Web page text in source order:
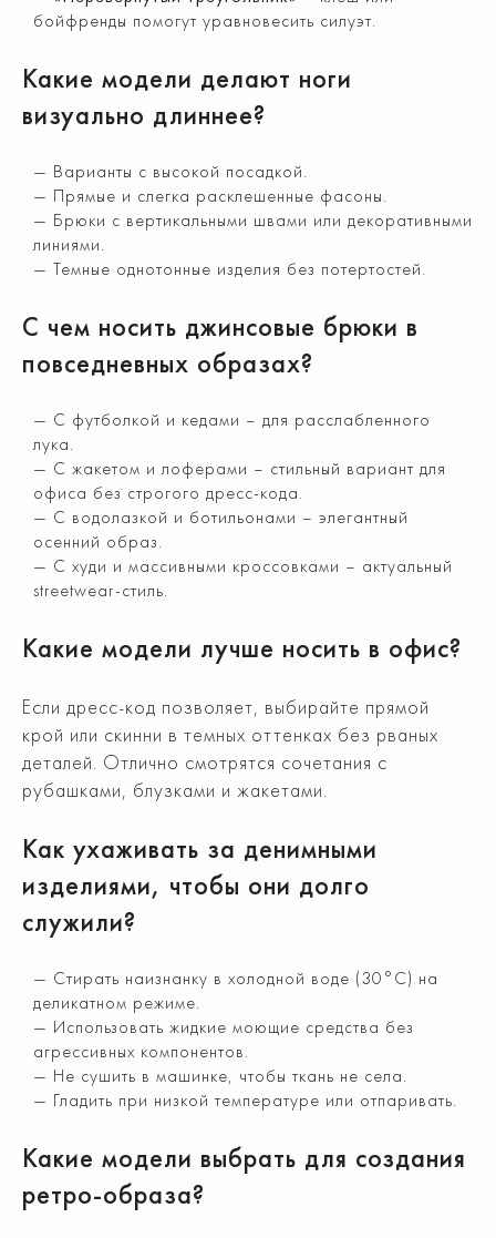
бойфренды помогут уравновесить силуэт.
Какие модели делают ноги
визуально длиннее?
Варианты с высокой посадкой.
Прямые и слегка расклешенные фасоны.
Брюки с вертикальными швами или декоративными
линиями.
Темные однотонные изделия без потертостей.
С чем носить джинсовые брюки в
повседневных образах?
С футболкой и кедами – для расслабленного
лука.
С жакетом и лоферами – стильный вариант для
офиса без строгого дресс-кода.
С водолазкой и ботильонами – элегантный
осенний образ.
С худи и массивными кроссовками – актуальный
streetwear-стиль.
Какие модели лучше носить в офис?
Если дресс-код позволяет, выбирайте прямой
крой или скинни в темных оттенках без рваных
деталей. Отлично смотрятся сочетания с
рубашками, блузками и жакетами.
Как ухаживать за денимными
изделиями, чтобы они долго
служили?
Стирать наизнанку в холодной воде (30°C) на
деликатном режиме.
Использовать жидкие моющие средства без
агрессивных компонентов.
Не сушить в машинке, чтобы ткань не села.
Гладить при низкой температуре или отпаривать.
Какие модели выбрать для создания
ретро-образа?